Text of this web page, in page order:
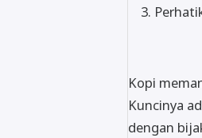
Kopi
Kuncinya
dengan